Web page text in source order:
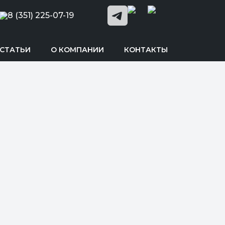
8 (351) 225-07-19
СТАТЬИ О КОМПАНИИ КОНТАКТЫ